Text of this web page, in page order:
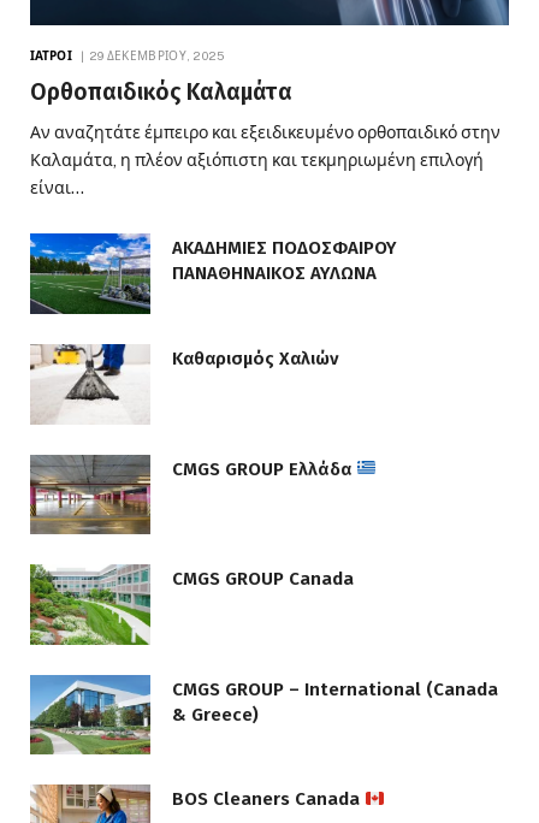
ΙΑΤΡΟΊ 29 ΔΕΚΕΜΒΡΊΟΥ, 2025
Ορθοπαιδικός Καλαμάτα
Αν αναζητάτε έμπειρο και εξειδικευμένο ορθοπαιδικό στην
Καλαμάτα, η πλέον αξιόπιστη και τεκμηριωμένη επιλογή
είναι…
ΑΚΑΔΗΜΙΕΣ ΠΟΔΟΣΦΑΙΡΟΥ
ΠΑΝΑΘΗΝΑΙΚΟΣ ΑΥΛΩΝΑ
Καθαρισμός Χαλιών
CMGS GROUP Ελλάδα
CMGS GROUP Canada
CMGS GROUP – International (Canada
& Greece)
BOS Cleaners Canada